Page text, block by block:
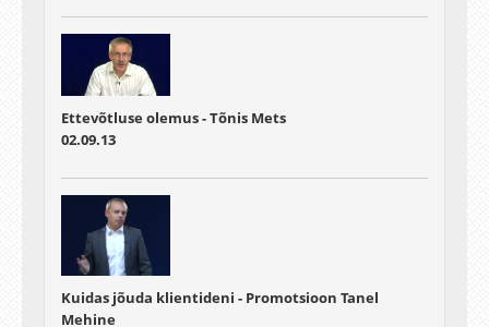
Ettevõtluse olemus - Tõnis Mets
02.09.13
Kuidas jõuda klientideni - Promotsioon Tanel
Mehine